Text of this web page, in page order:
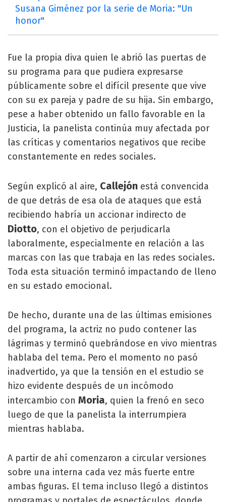
Susana Giménez por la serie de Moria: "Un
honor"
Fue la propia diva quien le abrió las puertas de
su programa para que pudiera expresarse
públicamente sobre el difícil presente que vive
con su ex pareja y padre de su hija. Sin embargo,
pese a haber obtenido un fallo favorable en la
Justicia, la panelista continúa muy afectada por
las críticas y comentarios negativos que recibe
constantemente en redes sociales.
Según explicó al aire, Callejón está convencida
de que detrás de esa ola de ataques que está
recibiendo habría un accionar indirecto de
Diotto, con el objetivo de perjudicarla
laboralmente, especialmente en relación a las
marcas con las que trabaja en las redes sociales.
Toda esta situación terminó impactando de lleno
en su estado emocional.
De hecho, durante una de las últimas emisiones
del programa, la actriz no pudo contener las
lágrimas y terminó quebrándose en vivo mientras
hablaba del tema. Pero el momento no pasó
inadvertido, ya que la tensión en el estudio se
hizo evidente después de un incómodo
intercambio con Moria, quien la frenó en seco
luego de que la panelista la interrumpiera
mientras hablaba.
A partir de ahí comenzaron a circular versiones
sobre una interna cada vez más fuerte entre
ambas figuras. El tema incluso llegó a distintos